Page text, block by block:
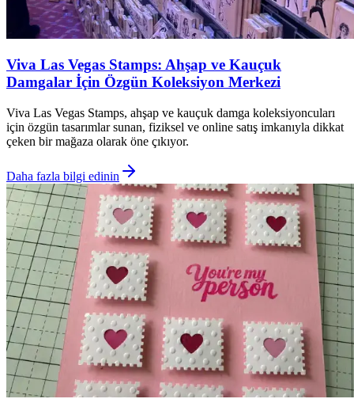
Viva Las Vegas Stamps: Ahşap ve Kauçuk
Damgalar İçin Özgün Koleksiyon Merkezi
Viva Las Vegas Stamps, ahşap ve kauçuk damga koleksiyoncuları
için özgün tasarımlar sunan, fiziksel ve online satış imkanıyla dikkat
çeken bir mağaza olarak öne çıkıyor.
Daha fazla bilgi edinin